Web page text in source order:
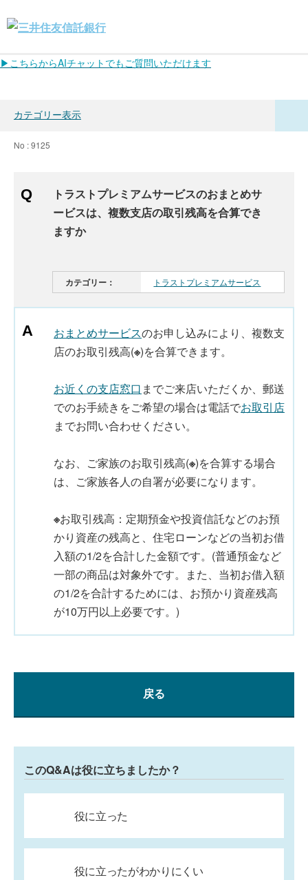
▶こちらからAIチャットでもご質問いただけます
カテゴリー表示
No : 9125
トラストプレミアムサービスのおまとめサ
ービスは、複数支店の取引残高を合算でき
ますか
カテゴリー： トラストプレミアムサービス
おまとめサービスのお申し込みにより、複数支
店のお取引残高(※)を合算できます。
お近くの支店窓口 までご来店いただくか、郵送
でのお手続きをご希望の場合は電話でお取引店
までお問い合わせください。
なお、ご家族のお取引残高(※)を合算する場合
は、ご家族各人の自署が必要になります。
※お取引残高：定期預金や投資信託などのお預
かり資産の残高と、住宅ローンなどの当初お借
入額の1/2を合計した金額です。(普通預金など
一部の商品は対象外です。また、当初お借入額
の1/2を合計するためには、お預かり資産残高
が10万円以上必要です。)
戻る
このQ&Aは役に立ちましたか？
役に立った
役に立ったがわかりにくい